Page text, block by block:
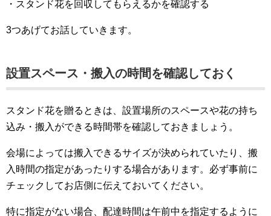
・スタンド花を回収してもらえるかを確認する
3つあげてお話していきます。
設置スペース・搬入の時間を確認しておく
スタンド花を贈るときは、設置場所のスペースや花の持ち
込み・搬入ができる時間帯を確認しておきましょう。
会場によっては搬入できるサイズが決められていたり、搬
入時間の指定があったりする場合があります。必ず事前に
チェックしてお店側に伝えておいてください。
特に指定がない場合、配達時間は午前中を指定するように